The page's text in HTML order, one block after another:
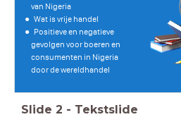
van Nigeria
Wat is vrije handel
Positieve en negatieve
gevolgen voor boeren en
consumenten in Nigeria
door de wereldhandel
Slide 2 - Tekstslide